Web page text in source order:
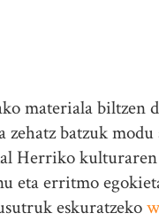
materiala
batzuk
Herriko
eta erritmo
eskuratzeko